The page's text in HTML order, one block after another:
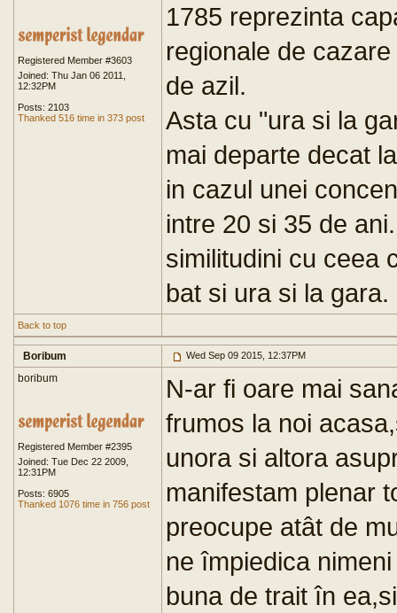
Registered Member #3603
Joined: Thu Jan 06 2011,
12:32PM
Posts: 2103
Thanked 516 time in 373 post
1785 reprezinta
regionale de
de azil.
Asta cu "ura si la
mai departe decat
in cazul unei
intre 20 si 35 de
similitudini cu ceea
bat si ura si la gara.
Back to top
Boribum Wed Sep 09 2015, 12:37PM
boribum
Registered Member #2395
Joined: Tue Dec 22 2009,
12:31PM
Posts: 6905
Thanked 1076 time in 756 post
N-ar fi oare mai
frumos la noi
unora si altora
manifestam plenar
preocupe atât de
ne împiedica
buna de trait în